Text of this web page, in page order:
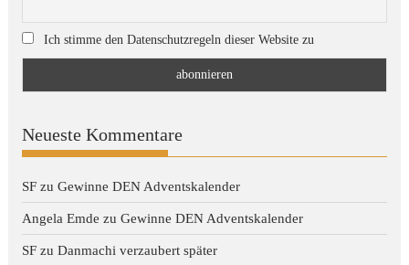
Ich stimme den Datenschutzregeln dieser Website zu
Neueste Kommentare
SF zuGewinne DEN Adventskalender
Angela Emde zuGewinne DEN Adventskalender
SF zuDanmachi verzaubert später